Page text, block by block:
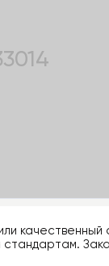
качественный
стандартам.